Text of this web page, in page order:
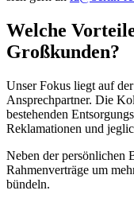
Welche
Großkunden?
Unser Fokus liegt auf
Ansprechpartner. Die
bestehenden
Reklamationen und
Neben der persönlichen
Rahmenverträge um
bündeln.